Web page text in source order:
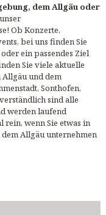
dem Allgäu oder
Ob Konzerte,
bei uns finden Sie
ein passendes Ziel
Sie viele aktuelle
und dem
Sonthofen,
sind alle
werden laufend
rein, wenn Sie etwas in
Allgäu unternehmen